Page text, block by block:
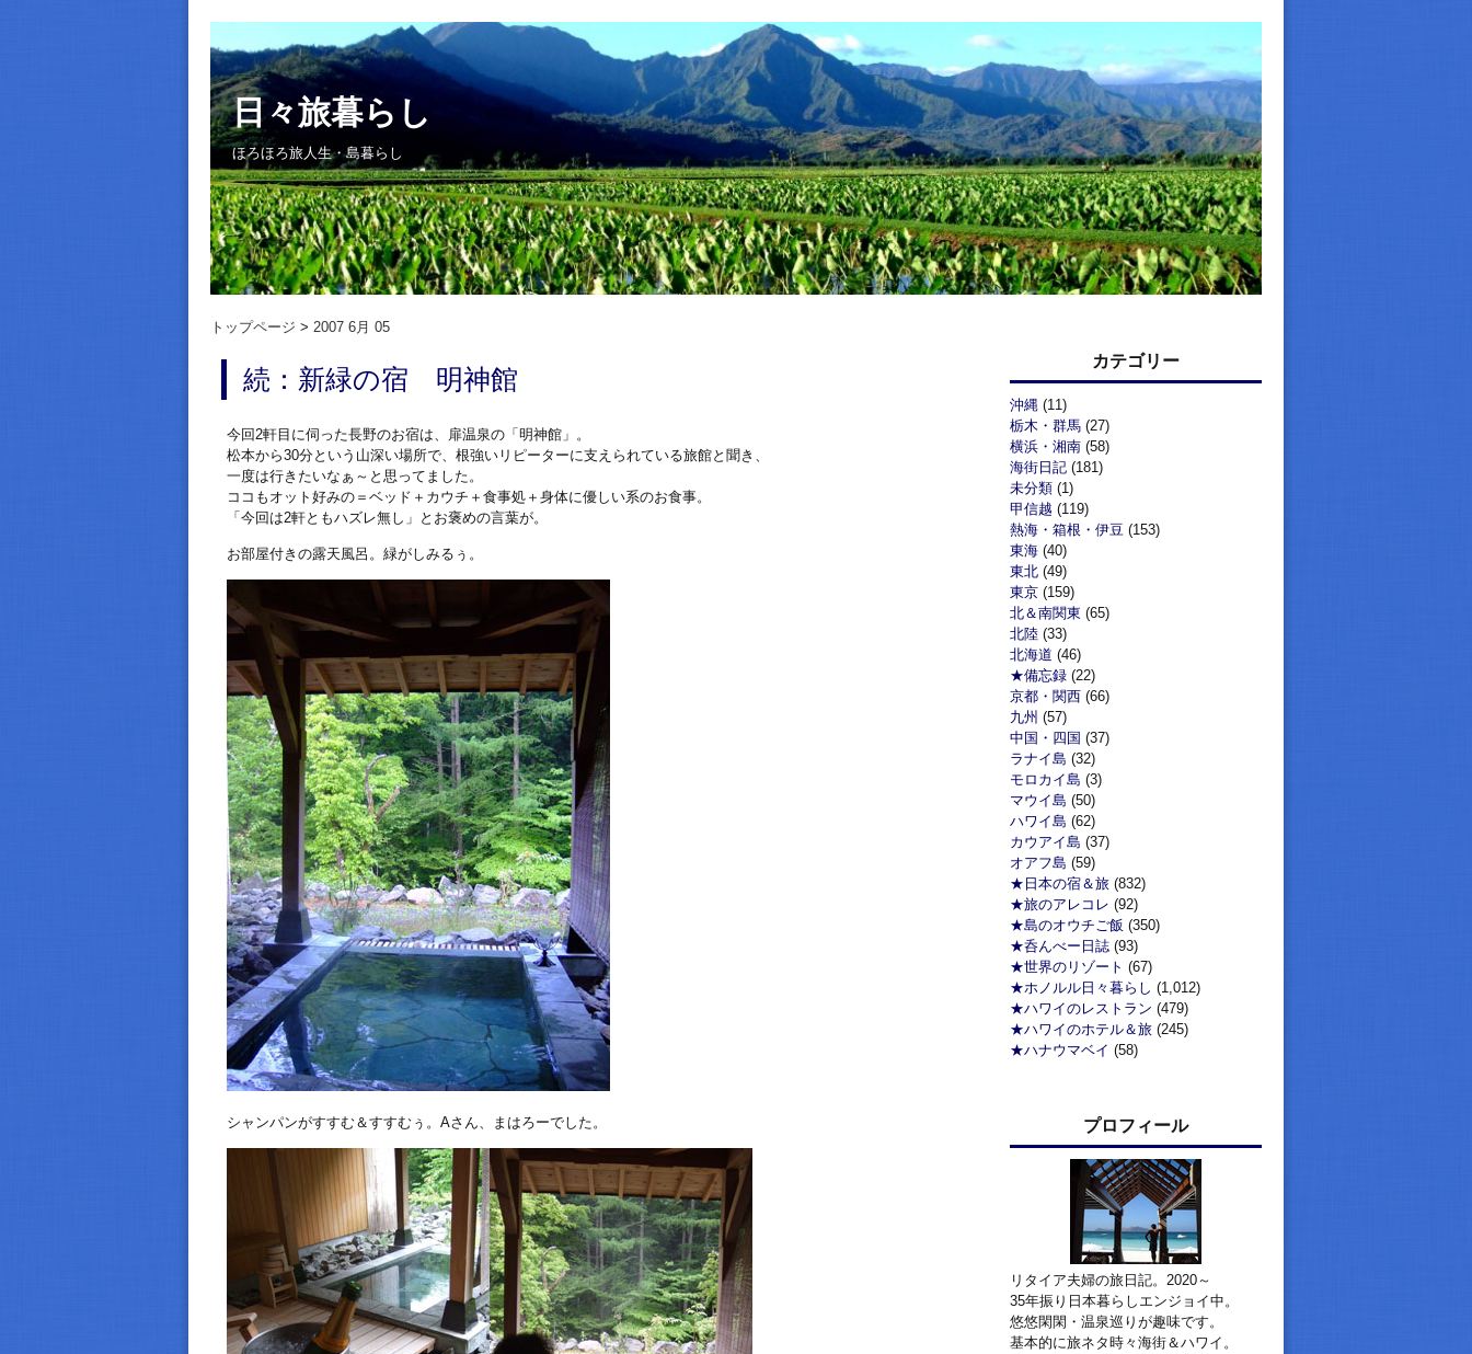
日々旅暮らし
ほろほろ旅人生・島暮らし
トップページ 2007 6月 05
続：新緑の宿 明神館
今回2軒目に伺った長野のお宿は、扉温泉の「明神館」。
松本から30分という山深い場所で、根強いリピーターに支えられている旅館と聞き、
一度は行きたいなぁ～と思ってました。
ココもオット好みの＝ベッド＋カウチ＋食事処＋身体に優しい系のお食事。
「今回は2軒ともハズレ無し」とお褒めの言葉が。
お部屋付きの露天風呂。緑がしみるぅ。
シャンパンがすすむ＆すすむぅ。Aさん、まはろーでした。
カテゴリー
沖縄 (11)
栃木・群馬 (27)
横浜・湘南 (58)
海街日記 (181)
未分類 (1)
甲信越 (119)
熱海・箱根・伊豆 (153)
東海 (40)
東北 (49)
東京 (159)
北＆南関東 (65)
北陸 (33)
北海道 (46)
★備忘録 (22)
京都・関西 (66)
九州 (57)
中国・四国 (37)
ラナイ島 (32)
モロカイ島 (3)
マウイ島 (50)
ハワイ島 (62)
カウアイ島 (37)
オアフ島 (59)
★日本の宿＆旅 (832)
★旅のアレコレ (92)
★島のオウチご飯 (350)
★呑んべー日誌 (93)
★世界のリゾート (67)
★ホノルル日々暮らし (1,012)
★ハワイのレストラン (479)
★ハワイのホテル＆旅 (245)
★ハナウマベイ (58)
プロフィール
リタイア夫婦の旅日記。2020～
35年振り日本暮らしエンジョイ中。
悠悠閑閑・温泉巡りが趣味です。
基本的に旅ネタ時々海街＆ハワイ。